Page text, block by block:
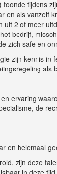
tijdens
en als vanzelf
uit 2 of meer
bedrijf,
zich safe en
zijn kennis
als
ervaring
de
en helemaal
zijn deze
in deze tijd.